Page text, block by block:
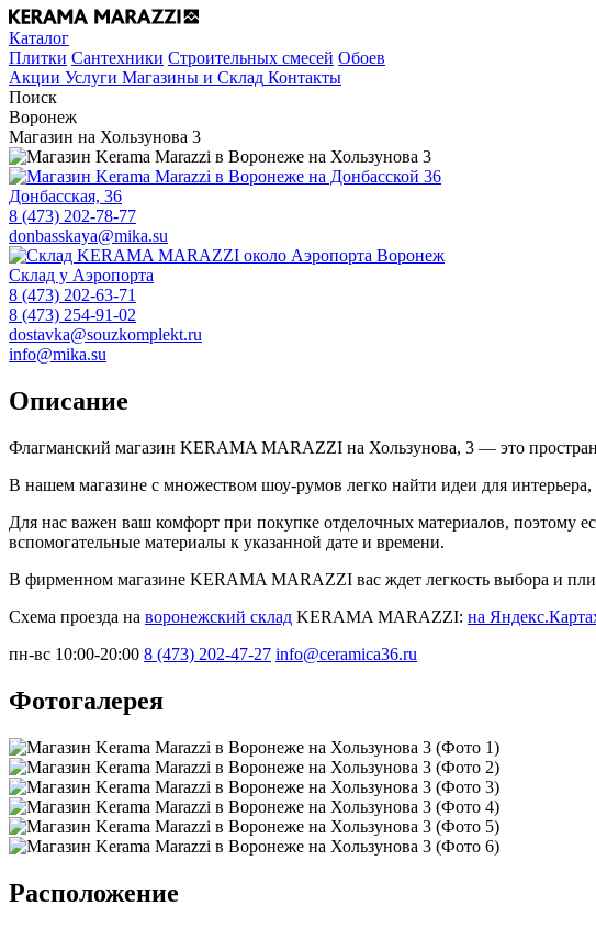
Каталог
Плитки Сантехники Строительных смесей Обоев
Акции Услуги Магазины и Склад Контакты
Поиск
Воронеж
Магазин на Хользунова 3
Донбасская, 36
8 (473) 202-78-77
donbasskaya@mika.su
Склад у Аэропорта
8 (473) 202-63-71
8 (473) 254-91-02
dostavka@souzkomplekt.ru
info@mika.su
Описание
Флагманский магазин KERAMA MARAZZI на Хользунова, 3 — это
В нашем магазине с множеством шоу-румов легко найти идеи для
Для нас важен ваш комфорт при покупке отделочных материалов,
вспомогательные материалы к указанной дате и времени.
В фирменном магазине KERAMA MARAZZI вас ждет легкость выбора и
Схема проезда на воронежский склад KERAMA MARAZZI: на
пн-вс 10:00-20:00 8 (473) 202-47-27 info@ceramica36.ru
Фотогалерея
Расположение